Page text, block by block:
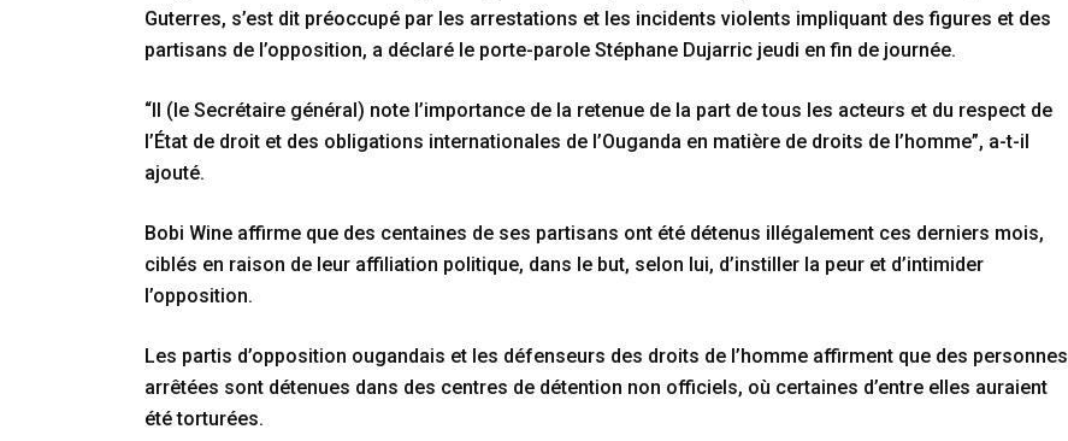
Guterres, s’est dit préoccupé par les arrestations et les incidents violents impliquant des figures et des
partisans de l’opposition, a déclaré le porte-parole Stéphane Dujarric jeudi en fin de journée.
“Il (le Secrétaire général) note l’importance de la retenue de la part de tous les acteurs et du respect de
l’État de droit et des obligations internationales de l’Ouganda en matière de droits de l’homme”, a-t-il
ajouté.
Bobi Wine affirme que des centaines de ses partisans ont été détenus illégalement ces derniers mois,
ciblés en raison de leur affiliation politique, dans le but, selon lui, d’instiller la peur et d’intimider
l’opposition.
Les partis d’opposition ougandais et les défenseurs des droits de l’homme affirment que des personnes
arrêtées sont détenues dans des centres de détention non officiels, où certaines d’entre elles auraient
été torturées.